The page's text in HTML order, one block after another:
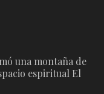
una montaña de
espiritual El